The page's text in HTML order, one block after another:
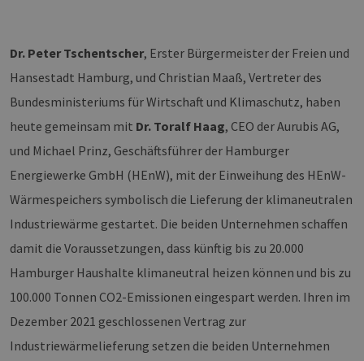
Dr. Peter Tschentscher, Erster Bürgermeister der Freien und
Hansestadt Hamburg, und Christian Maaß, Vertreter des
Bundesministeriums für Wirtschaft und Klimaschutz, haben
heute gemeinsam mit Dr. Toralf Haag, CEO der Aurubis AG,
und Michael Prinz, Geschäftsführer der Hamburger
Energiewerke GmbH (HEnW), mit der Einweihung des HEnW-
Wärmespeichers symbolisch die Lieferung der klimaneutralen
Industriewärme gestartet. Die beiden Unternehmen schaffen
damit die Voraussetzungen, dass künftig bis zu 20.000
Hamburger Haushalte klimaneutral heizen können und bis zu
100.000 Tonnen CO2-Emissionen eingespart werden. Ihren im
Dezember 2021 geschlossenen Vertrag zur
Industriewärmelieferung setzen die beiden Unternehmen